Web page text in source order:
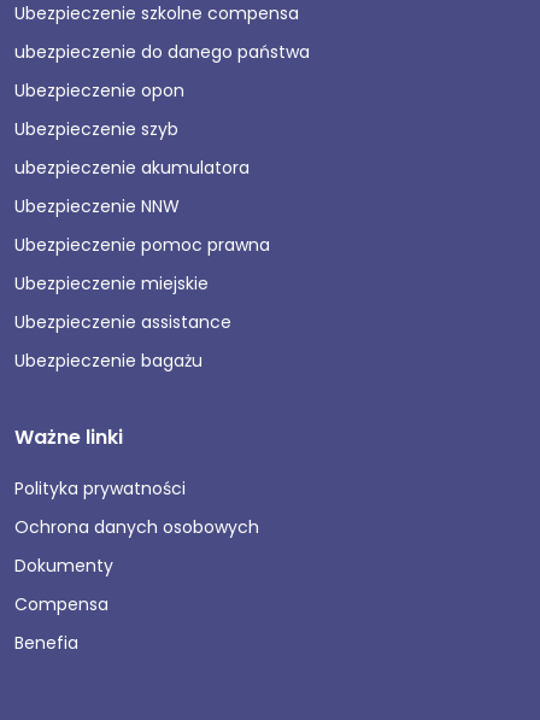
Ubezpieczenie szkolne compensa
ubezpieczenie do danego państwa
Ubezpieczenie opon
Ubezpieczenie szyb
ubezpieczenie akumulatora
Ubezpieczenie NNW
Ubezpieczenie pomoc prawna
Ubezpieczenie miejskie
Ubezpieczenie assistance
Ubezpieczenie bagażu
Ważne linki
Polityka prywatności
Ochrona danych osobowych
Dokumenty
Compensa
Benefia